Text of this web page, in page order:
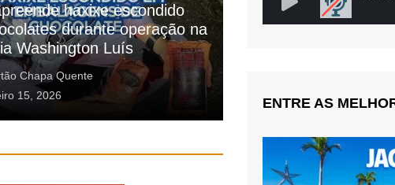
Polícia Civil desarticula grupo
suspeito de furtos em escolas de
Americana
Robertão Chapa Quente
fevereiro 9, 2026
ENTRE AS